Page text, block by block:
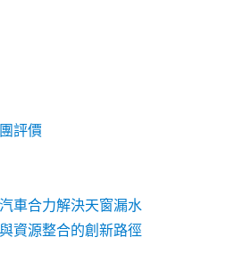
評價
車合力解決天窗漏水
資源整合的創新路徑